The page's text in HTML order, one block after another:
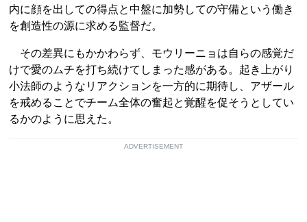
内に顔を出しての得点と中盤に加勢しての守備という働き
を創造性の源に求める監督だ。
その差異にもかかわらず、モウリーニョは自らの感覚だ
けで愛のムチを打ち続けてしまった感がある。起き上がり
小法師のようなリアクションを一方的に期待し、アザール
を戒めることでチーム全体の奮起と覚醒を促そうとしてい
るかのように思えた。
ADVERTISEMENT